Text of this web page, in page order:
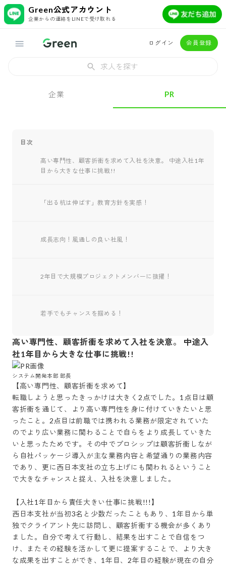
Green公式アカウント
企業からの連絡をLINEで受け取れる
ログイン 会員登録
求人を探す
企業 PR
目次
高い専門性、顧客折衝を求めて入社を決意。 中途入社1年
目から大きな仕事に挑戦!!
「出る杭は伸ばす」教育方針を実感！
成長志向！風通しの良い社風！
2年目で大規模プロジェクトメンバーに抜擢！
若手でもチャンスを掴める！
高い専門性、顧客折衝を求めて入社を決意。 中途入
社1年目から大きな仕事に挑戦!!
システム開発本部 部長
【高い専門性、顧客折衝を求めて】
転職しようと思ったきっかけは大きく2点でした。1点目は顧
客折衝を通じて、より高い専門性を身に付けていきたいと思
ったこと。2点目は前職では携われる業務が限定されていた
のでより広い業務に関わることで自らをより成長していきた
いと思ったためです。その中でプロシップは顧客折衝しなが
ら自社パッケージ導入が主な業務内容と希望通りの業務内容
であり、更に西日本支社の立ち上げにも関われるということ
で大きなチャンスと捉え、入社を決意しました。
【入社1年目から責任大きい仕事に挑戦!!!】
西日本支社が当初3名と少数だったこともあり、1年目から単
独でクライアント先に訪問し、顧客折衝する機会が多くあり
ました。自分で考えて行動し、結果を出すことで自信をつ
け、またその経験を活かして更に提案することで、より大き
な成果を出すことができ、1年目、2年目の経験が現在の自分